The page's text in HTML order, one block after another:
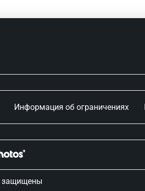
Информация об ограничениях
защищены